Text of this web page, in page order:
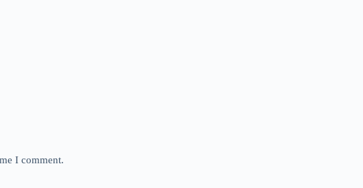
I comment.